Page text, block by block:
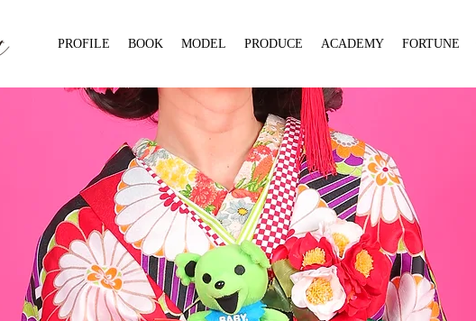
PROFILE BOOK MODEL PRODUCE ACADEMY FORTUNE